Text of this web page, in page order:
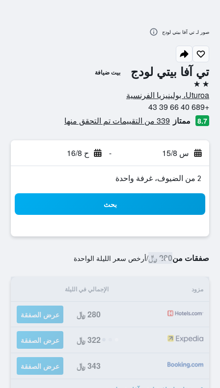
تي آفا بيتي لودج بيت ضيافة
2 نجمتين
Uturoa، بولينيزيا الفرنسية
+689 40 66 39 43
8.7 ممتاز 339 من التقييمات تم التحقق منها
س 15/8 - ح 16/8
2 من الضيوف، غرفة واحدة
بحث
صفقات من280 ﷼ /أرخص سعر الليلة الواحدة
مزود الإجمالي في الليلة
280 ﷼ عرض الصفقة
322 ﷼ عرض الصفقة
343 ﷼ عرض الصفقة
صور لـ تي آفا بيتي لودج